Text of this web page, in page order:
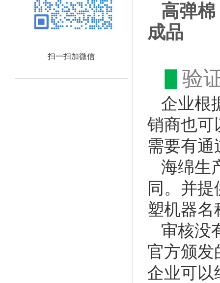
扫一扫加微信
高弹
成品
验
企业根
销商也可
需要有通
海绵生
同。并
塑机器名
审核没
官方颁发
企业可以